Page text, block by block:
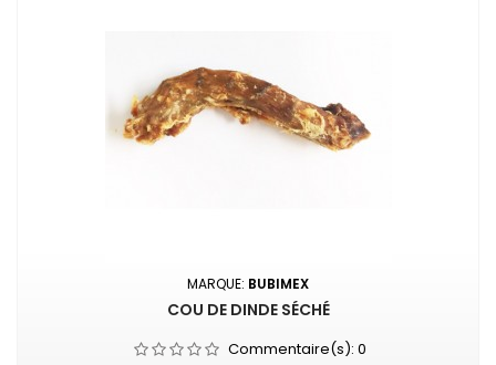
MARQUE: BUBIMEX
COU DE DINDE SÉCHÉ
Commentaire(s): 0